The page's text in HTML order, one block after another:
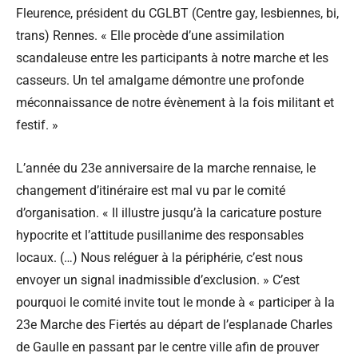
Fleurence, président du CGLBT (Centre gay, lesbiennes, bi,
trans) Rennes. « Elle procède d’une assimilation
scandaleuse entre les participants à notre marche et les
casseurs. Un tel amalgame démontre une profonde
méconnaissance de notre évènement à la fois militant et
festif. »
L’année du 23e anniversaire de la marche rennaise, le
changement d’itinéraire est mal vu par le comité
d’organisation. « Il illustre jusqu’à la caricature posture
hypocrite et l’attitude pusillanime des responsables
locaux. (…) Nous reléguer à la périphérie, c’est nous
envoyer un signal inadmissible d’exclusion. » C’est
pourquoi le comité invite tout le monde à « participer à la
23e Marche des Fiertés au départ de l’esplanade Charles
de Gaulle en passant par le centre ville afin de prouver